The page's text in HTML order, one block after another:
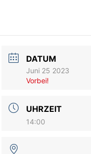
DATUM
Juni 25 2023
Vorbei!
UHRZEIT
14:00